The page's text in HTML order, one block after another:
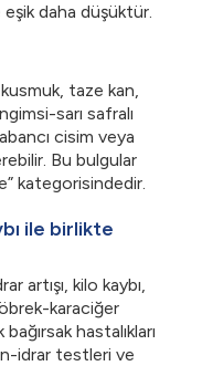
eşik daha düşüktür.
taze kan,
sarı safralı
cisim veya
Bu bulgular
kategorisindedir.
ile birlikte
artışı, kilo kaybı,
karaciğer
hastalıkları
idrar testleri ve